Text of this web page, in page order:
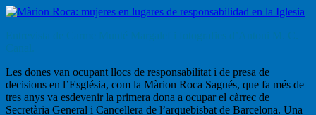
Les dones van ocupant llocs de responsabilitat i de presa de
decisions en l’Església, com la Màrion Roca Sagués, que fa més de
tres anys va esdevenir la primera dona a ocupar el càrrec de
Secretària General i Cancellera de l’arquebisbat de Barcelona. Una